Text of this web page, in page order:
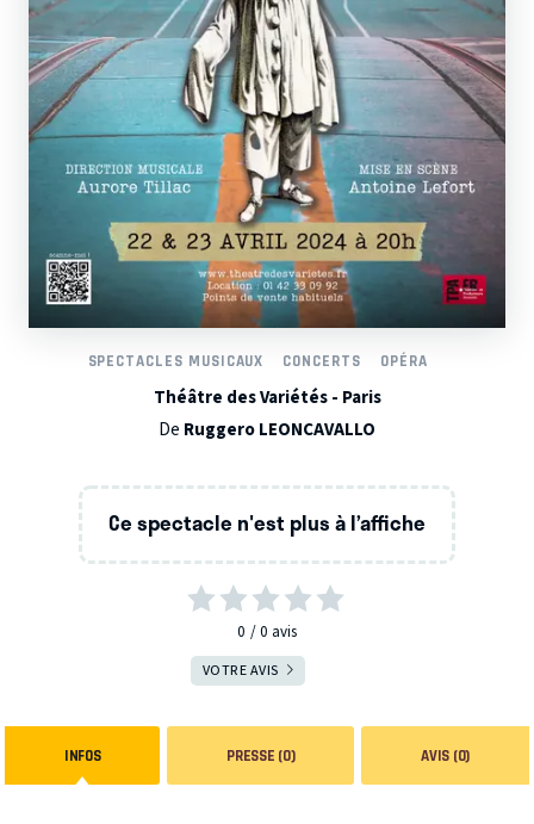
SPECTACLES MUSICAUX CONCERTS OPÉRA
Théâtre des Variétés - Paris
De Ruggero LEONCAVALLO
Ce spectacle n'est plus à l’affiche
0 0 avis
VOTRE AVIS
INFOS PRESSE (0) AVIS (0)